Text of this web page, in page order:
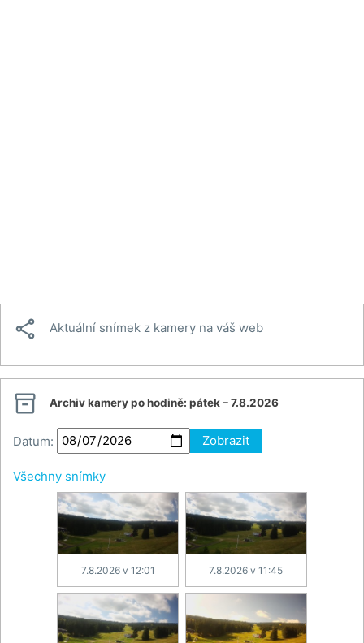
 Aktuální snímek z kamery na váš web
 Archiv kamery po hodině: pátek – 7.8.2026
Datum: Zobrazit
Všechny snímky
7.8.2026 v 12:01 7.8.2026 v 11:45